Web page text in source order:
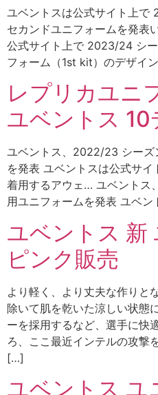
ユベントスは公式サイト上で
セカンドユニフォームを発表
公式サイト上で 2023/24 シ
フォーム（1st kit）のデザイ
レプリカユニ
ユベントス 10
ユベントス、2022/23 シーズ
を発表 ユベントスは公式サ
着用するアウェ… ユベントス
用ユニフォームを発表 ユベ
ユベントス 新
ピンク販売
より軽く、より丈夫な作りと
除いて肌を乾いた涼しい状態
ーを採用するなど、選手に快
ろ、ここ最近インテルの攻撃
[…]
ユベントス ユ